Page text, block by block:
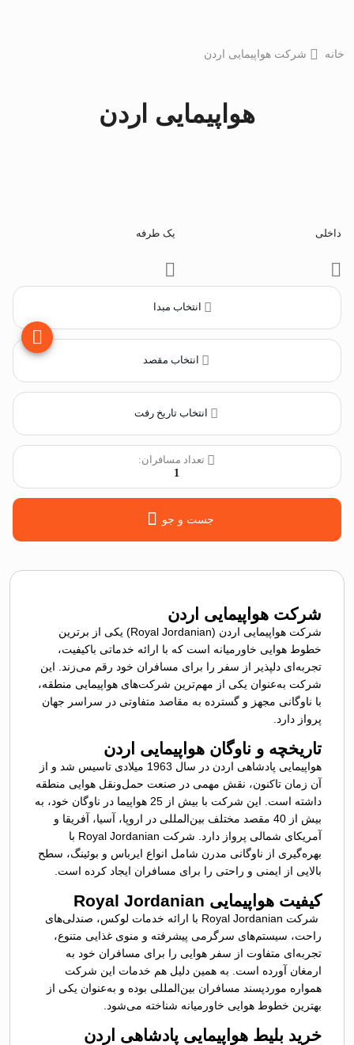
خانه شرکت هواپیمایی اردن
هواپیمایی اردن
داخلی یک طرفه
انتخاب مبدا
انتخاب مقصد
تعداد مسافران:
1
جست و جو
شرکت هواپیمایی اردن
شرکت هواپیمایی اردن (Royal Jordanian) یکی از برترین
خطوط هوایی خاورمیانه است که با ارائه خدماتی باکیفیت،
تجربه‌ای دلپذیر از سفر را برای مسافران خود رقم می‌زند. این
شرکت به‌عنوان یکی از مهم‌ترین شرکت‌های هواپیمایی منطقه،
با ناوگانی مجهز و گسترده به مقاصد متفاوتی در سراسر جهان
پرواز دارد.
تاریخچه و ناوگان هواپیمایی اردن
هواپیمایی پادشاهی اردن در سال 1963 میلادی تاسیس شد و از
آن زمان تاکنون، نقش مهمی در صنعت حمل‌ونقل هوایی منطقه
داشته است. این شرکت با بیش از 25 هواپیما در ناوگان خود، به
بیش از 40 مقصد مختلف بین‌المللی در اروپا، آسیا، آفریقا و
آمریکای شمالی پرواز دارد. شرکت Royal Jordanian با
بهره‌گیری از ناوگانی مدرن شامل انواع ایرباس و بوئینگ، سطح
بالایی از ایمنی و راحتی را برای مسافران ایجاد کرده است.
کیفیت هواپیمایی Royal Jordanian
شرکت Royal Jordanian با ارائه خدمات لوکس، صندلی‌های
راحت، سیستم‌های سرگرمی پیشرفته و منوی غذایی متنوع،
تجربه‌ای متفاوت از سفر هوایی را برای مسافران خود به
ارمغان آورده است. به همین دلیل هم خدمات این شرکت
همواره موردپسند مسافران بین‌المللی بوده و به‌عنوان یکی از
بهترین خطوط هوایی خاورمیانه شناخته می‌شود.
خرید بلیط هواپیمایی پادشاهی اردن